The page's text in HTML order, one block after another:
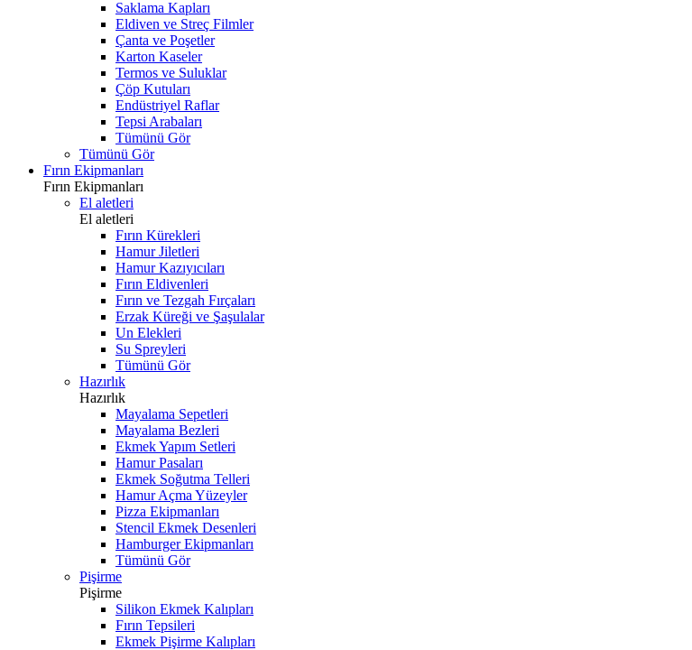
Saklama Kapları
Eldiven ve Streç Filmler
Çanta ve Poşetler
Karton Kaseler
Termos ve Suluklar
Çöp Kutuları
Endüstriyel Raflar
Tepsi Arabaları
Tümünü Gör
Tümünü Gör
Fırın Ekipmanları
Fırın Ekipmanları
El aletleri
El aletleri
Fırın Kürekleri
Hamur Jiletleri
Hamur Kazıyıcıları
Fırın Eldivenleri
Fırın ve Tezgah Fırçaları
Erzak Küreği ve Şaşulalar
Un Elekleri
Su Spreyleri
Tümünü Gör
Hazırlık
Hazırlık
Mayalama Sepetleri
Mayalama Bezleri
Ekmek Yapım Setleri
Hamur Pasaları
Ekmek Soğutma Telleri
Hamur Açma Yüzeyler
Pizza Ekipmanları
Stencil Ekmek Desenleri
Hamburger Ekipmanları
Tümünü Gör
Pişirme
Pişirme
Silikon Ekmek Kalıpları
Fırın Tepsileri
Ekmek Pişirme Kalıpları